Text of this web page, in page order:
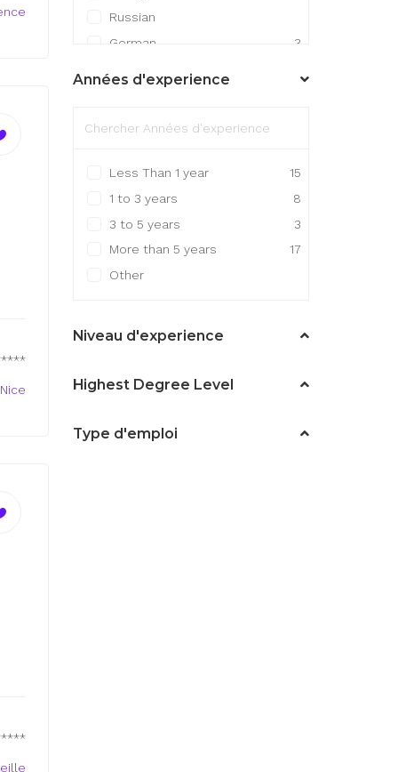
Nice
Russian
German
3
Années d'experience
Less Than 1 year
15
1 to 3 years
8
3 to 5 years
3
More than 5 years
17
Other
Niveau d'experience
Highest Degree Level
Type d'emploi